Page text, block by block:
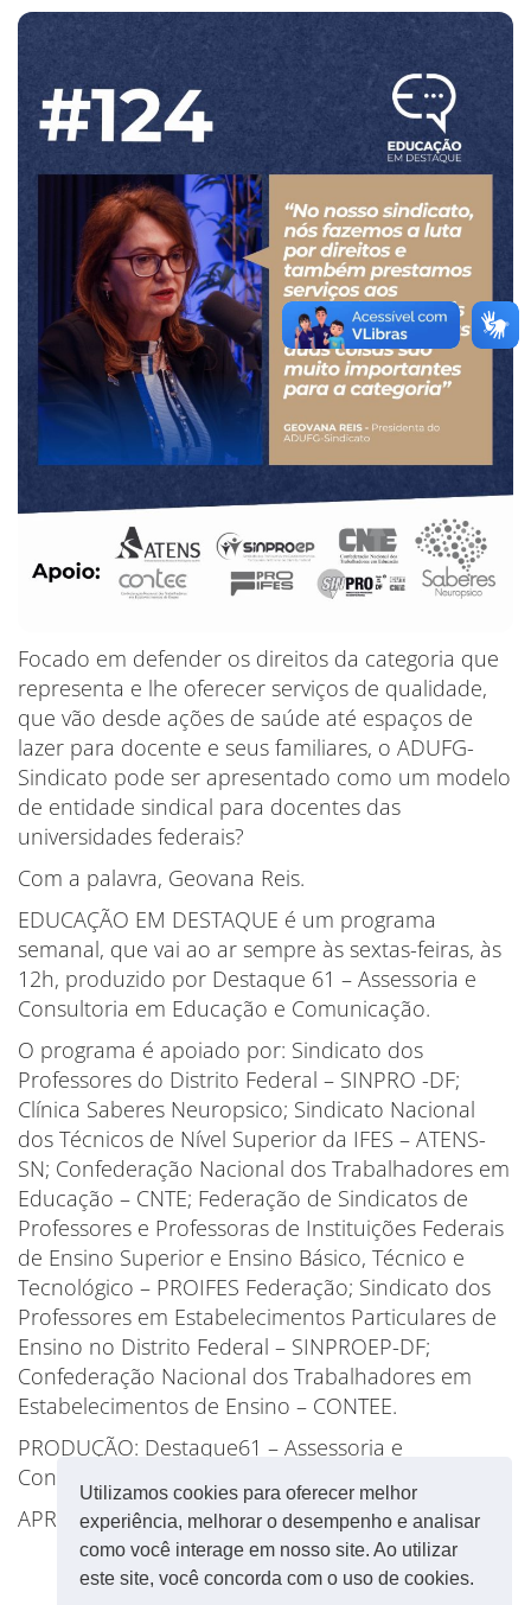
Utilizamos cookies para oferecer melhor
experiência, melhorar o desempenho e analisar
como você interage em nosso site. Ao utilizar
este site, você concorda com o uso de cookies.
Focado em defender os direitos da categoria que
representa e lhe oferecer serviços de qualidade,
que vão desde ações de saúde até espaços de
lazer para docente e seus familiares, o ADUFG-
Sindicato pode ser apresentado como um modelo
de entidade sindical para docentes das
universidades federais?
Com a palavra, Geovana Reis.
EDUCAÇÃO EM DESTAQUE é um programa
semanal, que vai ao ar sempre às sextas-feiras, às
12h, produzido por Destaque 61 – Assessoria e
Consultoria em Educação e Comunicação.
O programa é apoiado por: Sindicato dos
Professores do Distrito Federal – SINPRO -DF;
Clínica Saberes Neuropsico; Sindicato Nacional
dos Técnicos de Nível Superior da IFES – ATENS-
SN; Confederação Nacional dos Trabalhadores em
Educação – CNTE; Federação de Sindicatos de
Professores e Professoras de Instituições Federais
de Ensino Superior e Ensino Básico, Técnico e
Tecnológico – PROIFES Federação; Sindicato dos
Professores em Estabelecimentos Particulares de
Ensino no Distrito Federal – SINPROEP-DF;
Confederação Nacional dos Trabalhadores em
Estabelecimentos de Ensino – CONTEE.
PRODUÇÃO: Destaque61 – Assessoria e
Consultoria em educação e comunicação.
APRESENTAÇÃO: Francisco Domingos